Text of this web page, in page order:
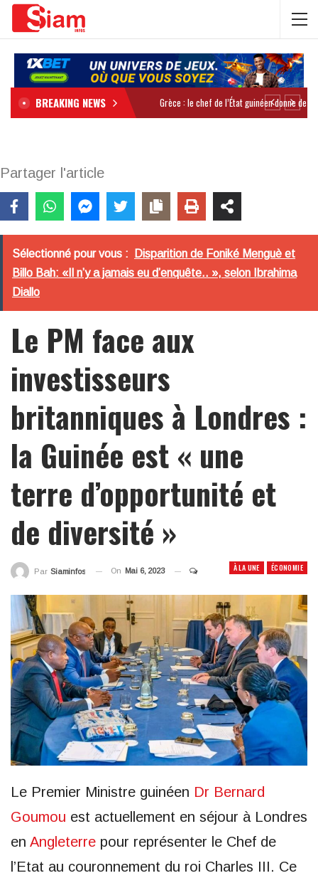
BREAKING NEWS
Partager l'article
Sélectionné pour vous :
Disparition de Foniké Menguè et
Billo Bah: «Il n’y a jamais eu d’enquête.. », selon Ibrahima
Diallo
Le PM face aux
investisseurs
britanniques à Londres :
la Guinée est « une
terre d’opportunité et
de diversité »
À LA UNE ÉCONOMIE
Par Siaminfos On Mai 6, 2023
Le Premier Ministre guinéen Dr Bernard
Goumou est actuellement en séjour à Londres
en Angleterre pour représenter le Chef de
l’Etat au couronnement du roi Charles III. Ce